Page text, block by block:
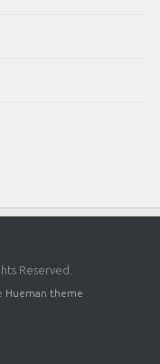
Reserved.
Hueman theme